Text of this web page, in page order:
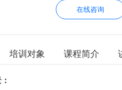
在线咨询
培训对象 课程简介